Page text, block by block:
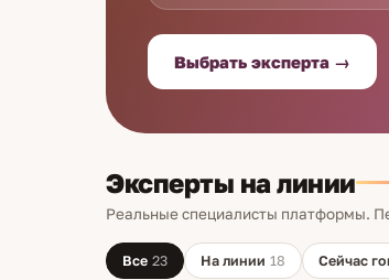
Выбрать эксперта →
Эксперты на линии
Реальные специалисты платформы.
Все 23 На линии 18 Сейчас